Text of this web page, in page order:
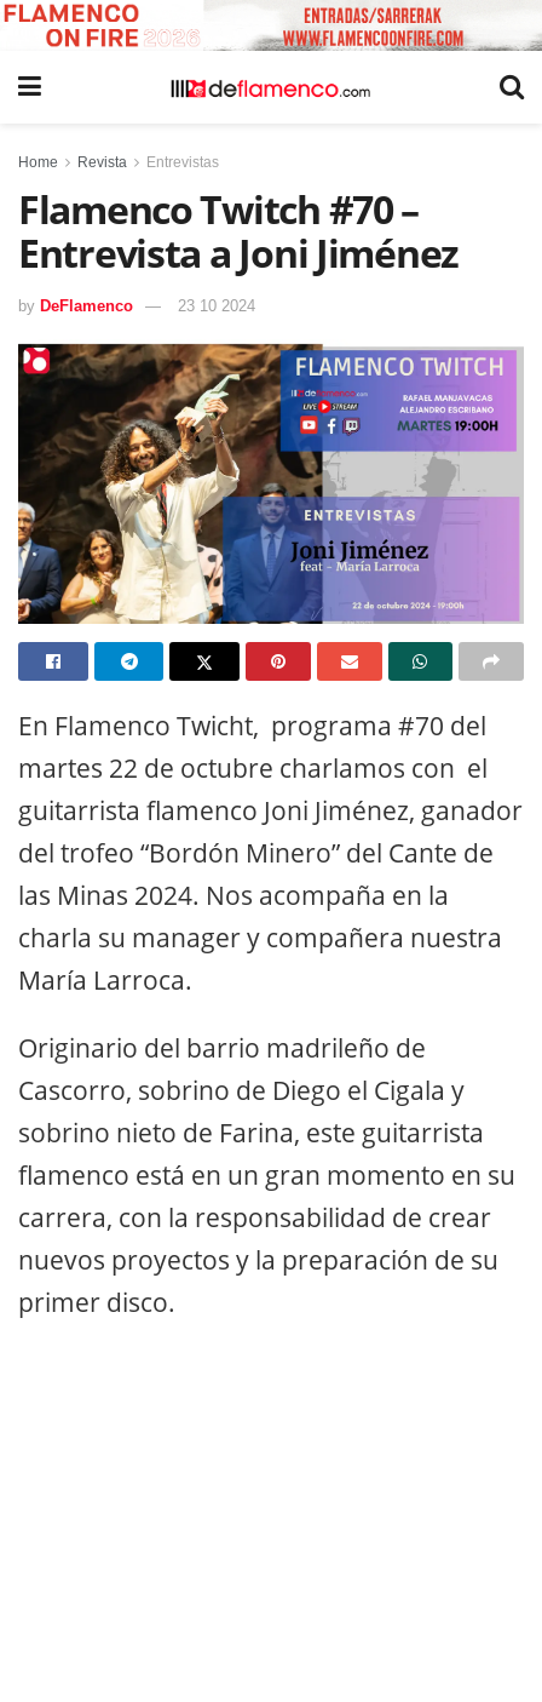
Home Revista Entrevistas
Flamenco Twitch #70 –
Entrevista a Joni Jiménez
by DeFlamenco 23 10 2024
En Flamenco Twicht, programa #70 del
martes 22 de octubre charlamos con el
guitarrista flamenco Joni Jiménez, ganador
del trofeo “Bordón Minero” del Cante de
las Minas 2024. Nos acompaña en la
charla su manager y compañera nuestra
María Larroca.
Originario del barrio madrileño de
Cascorro, sobrino de Diego el Cigala y
sobrino nieto de Farina, este guitarrista
flamenco está en un gran momento en su
carrera, con la responsabilidad de crear
nuevos proyectos y la preparación de su
primer disco.